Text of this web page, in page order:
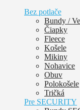
Bez potlače
Bundy /
Čiapky
Fleece
Košele
Mikiny
Nohavice
Obuv
Polokošele
Tričká
Pre SECURITY